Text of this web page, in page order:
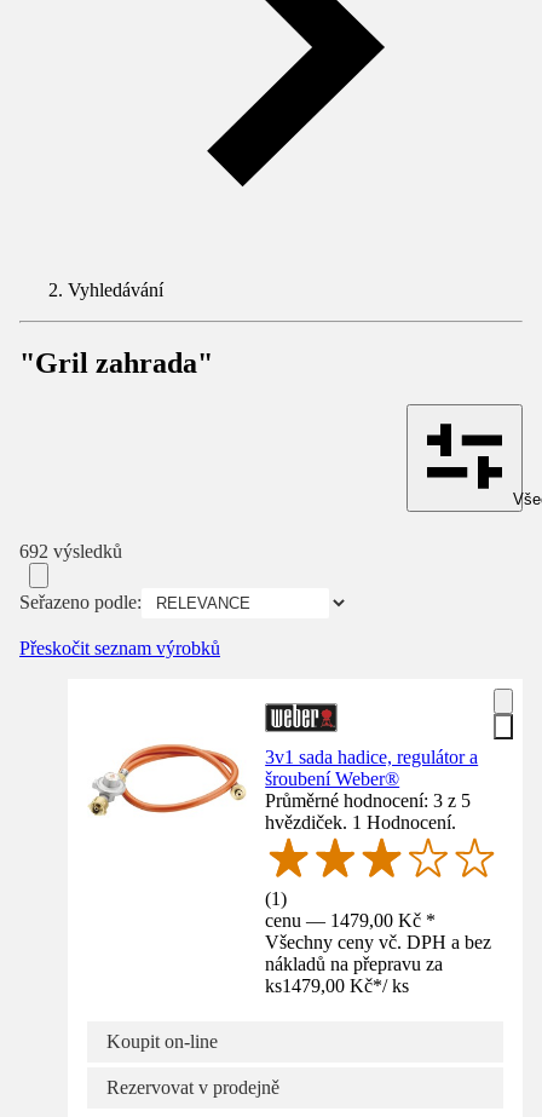
Vyhledávání
"Gril zahrada"
692 výsledků
Seřazeno podle:
Přeskočit seznam výrobků
3v1 sada hadice, regulátor a
šroubení Weber®
Průměrné hodnocení: 3 z 5
hvězdiček. 1 Hodnocení.
(1)
cenu — 1479,00 Kč *
Všechny ceny vč. DPH a bez
nákladů na přepravu za
ks1479,00 Kč*/ ks
Koupit on-line
Rezervovat v prodejně